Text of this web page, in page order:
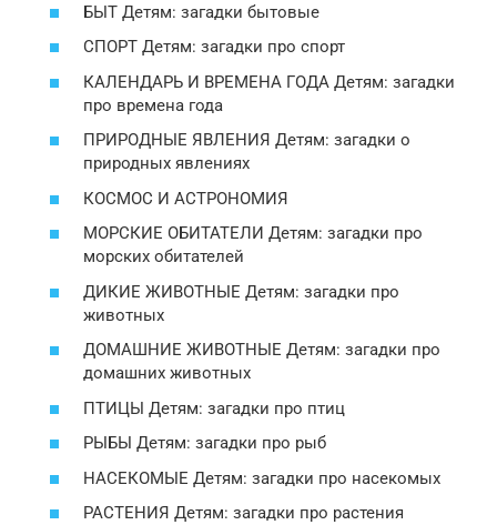
БЫТ Детям: загадки бытовые
СПОРТ Детям: загадки про спорт
КАЛЕНДАРЬ И ВРЕМЕНА ГОДА Детям: загадки
про времена года
ПРИРОДНЫЕ ЯВЛЕНИЯ Детям: загадки о
природных явлениях
КОСМОС И АСТРОНОМИЯ
МОРСКИЕ ОБИТАТЕЛИ Детям: загадки про
морских обитателей
ДИКИЕ ЖИВОТНЫЕ Детям: загадки про
животных
ДОМАШНИЕ ЖИВОТНЫЕ Детям: загадки про
домашних животных
ПТИЦЫ Детям: загадки про птиц
РЫБЫ Детям: загадки про рыб
НАСЕКОМЫЕ Детям: загадки про насекомых
РАСТЕНИЯ Детям: загадки про растения